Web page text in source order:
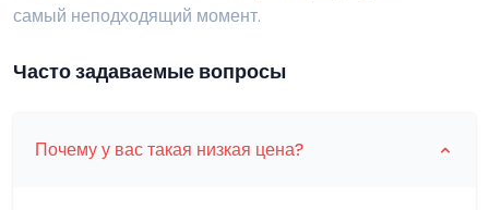
самый неподходящий момент.
Часто задаваемые вопросы
Почему у вас такая низкая цена?